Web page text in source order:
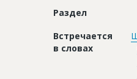
Раздел
Встречается
в словах